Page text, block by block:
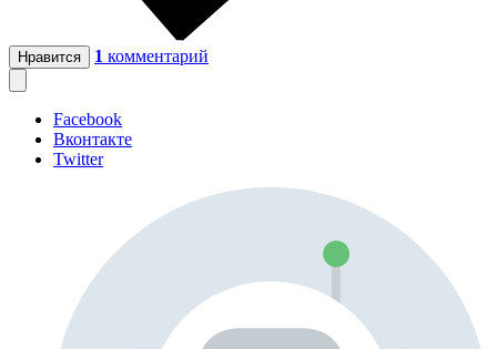
Нравится 1 комментарий
Facebook
Вконтакте
Twitter